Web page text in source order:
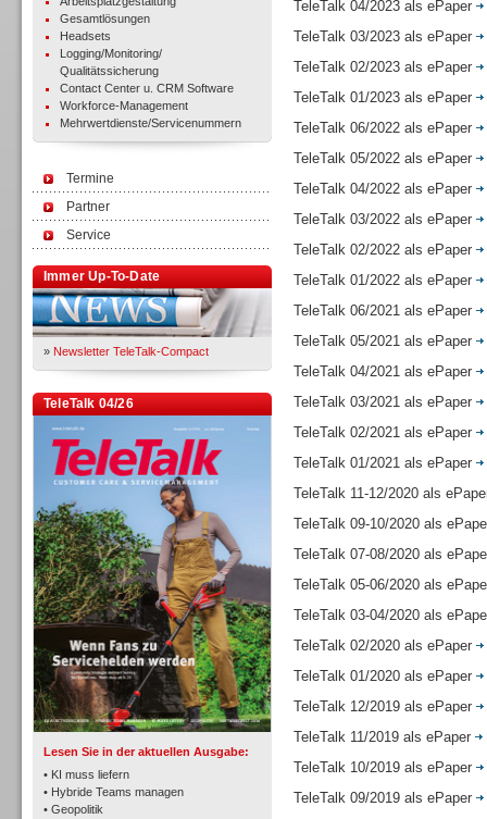
Gesamtlösungen
Headsets
Logging/Monitoring/
Qualitätssicherung
Contact Center u. CRM Software
Workforce-Management
Mehrwertdienste/Servicenummern
Termine
Partner
Service
Immer Up-To-Date
» Newsletter TeleTalk-Compact
TeleTalk 04/26
Lesen Sie in der aktuellen Ausgabe:
• KI muss liefern
• Hybride Teams managen
• Geopolitik
TK- und ACD-Systeme
TeleTalk 04/2023 als ePaper
TeleTalk 03/2023 als ePaper
TeleTalk 02/2023 als ePaper
TeleTalk 01/2023 als ePaper
TeleTalk 06/2022 als ePaper
TeleTalk 05/2022 als ePaper
TeleTalk 04/2022 als ePaper
TeleTalk 03/2022 als ePaper
TeleTalk 02/2022 als ePaper
TeleTalk 01/2022 als ePaper
TeleTalk 06/2021 als ePaper
TeleTalk 05/2021 als ePaper
TeleTalk 04/2021 als ePaper
TeleTalk 03/2021 als ePaper
TeleTalk 02/2021 als ePaper
TeleTalk 01/2021 als ePaper
TeleTalk 11-12/2020 als
TeleTalk 09-10/2020 als
TeleTalk 07-08/2020 als
TeleTalk 05-06/2020 als
TeleTalk 03-04/2020 als
TeleTalk 02/2020 als ePaper
TeleTalk 01/2020 als ePaper
TeleTalk 12/2019 als ePaper
TeleTalk 11/2019 als ePaper
TeleTalk 10/2019 als ePaper
TeleTalk 09/2019 als ePaper